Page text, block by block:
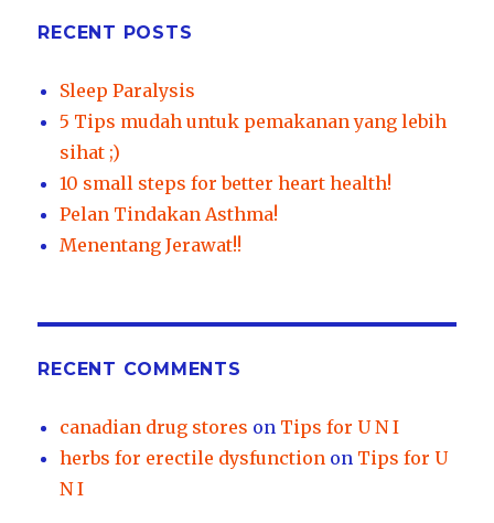
RECENT POSTS
Sleep Paralysis
5 Tips mudah untuk pemakanan yang lebih
sihat ;)
10 small steps for better heart health!
Pelan Tindakan Asthma!
Menentang Jerawat!!
RECENT COMMENTS
canadian drug stores on Tips for U N I
herbs for erectile dysfunction on Tips for U
N I